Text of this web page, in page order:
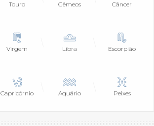
Touro Gêmeos Câncer
Virgem Libra Escorpião
Capricórnio Aquário Peixes